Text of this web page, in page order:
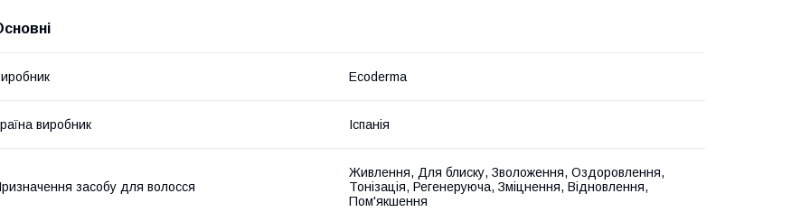
Ecoderma
виробник Іспанія
засобу для волосся
Живлення, Для блиску, Зволоження, Оздоровлення,
Тонізація, Регенеруюча, Зміцнення, Відновлення,
Пом'якшення